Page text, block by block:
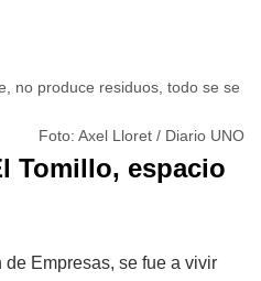
no produce residuos, todo se se
Foto: Axel Lloret / Diario UNO
Tomillo, espacio
de Empresas, se fue a vivir